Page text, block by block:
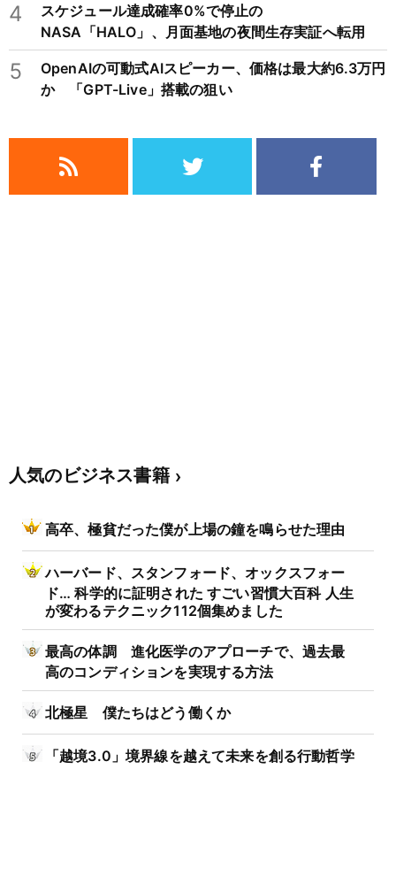
4
スケジュール達成確率0%で停止の
NASA「HALO」、月面基地の夜間生存実証へ転用
5
OpenAIの可動式AIスピーカー、価格は最大約6.3万円
か 「GPT-Live」搭載の狙い
人気のビジネス書籍
高卒、極貧だった僕が上場の鐘を鳴らせた理由
ハーバード、スタンフォード、オックスフォー
ド… 科学的に証明された すごい習慣大百科 人生
が変わるテクニック112個集めました
最高の体調 進化医学のアプローチで、過去最
高のコンディションを実現する方法
北極星 僕たちはどう働くか
「越境3.0」境界線を越えて未来を創る行動哲学